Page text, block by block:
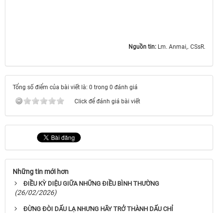
Nguồn tin: Lm. Anmai,. CSsR.
Tổng số điểm của bài viết là: 0 trong 0 đánh giá
Click để đánh giá bài viết
Những tin mới hơn
ĐIỀU KỲ DIỆU GIỮA NHỮNG ĐIỀU BÌNH THƯỜNG
(26/02/2026)
ĐỪNG ĐÒI DẤU LẠ NHƯNG HÃY TRỞ THÀNH DẤU CHỈ